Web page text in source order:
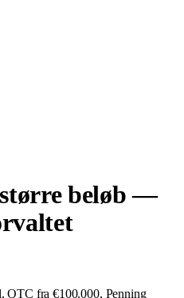
beløb —
OTC fra €100.000, Penning